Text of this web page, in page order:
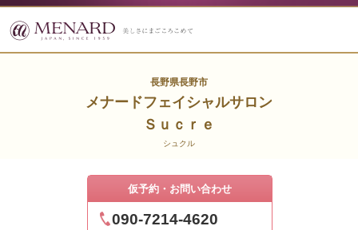
長野県長野市
メナードフェイシャルサロン
Ｓｕｃｒｅ
シュクル
仮予約・お問い合わせ
090-7214-4620